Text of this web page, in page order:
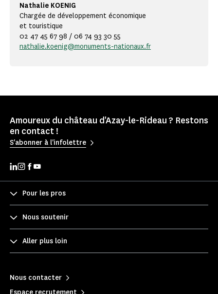
Nathalie KOENIG
Chargée de développement économique
et touristique
02 47 45 67 98 / 06 74 93 30 55
nathalie.koenig@monuments-nationaux.fr
Amoureux du château d'Azay-le-Rideau ? Restons
en contact !
S'abonner à l'infolettre
Pour les pros
Nous soutenir
Aller plus loin
Nous contacter